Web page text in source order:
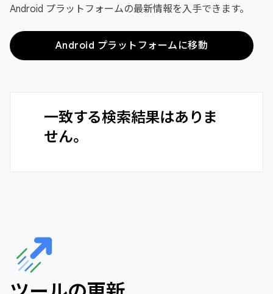
Android プラットフォームの最新情報を入手できます。
Android プラットフォームに移動
一致する検索結果はありま
せん。